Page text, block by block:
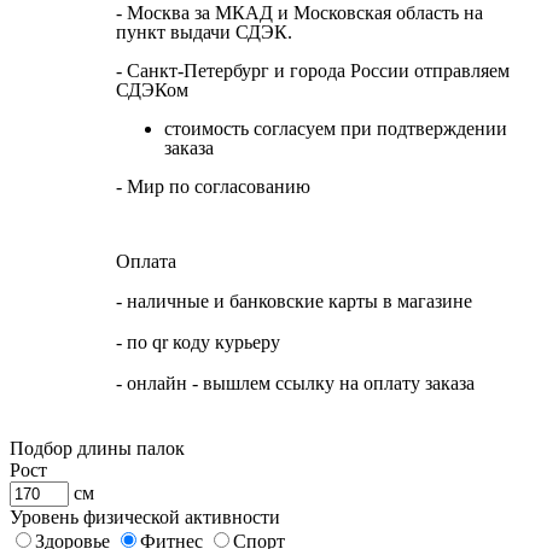
- Москва за МКАД и Московская область на
пункт выдачи СДЭК.
- Санкт-Петербург и города России отправляем
СДЭКом
стоимость согласуем при подтверждении
заказа
- Мир по согласованию
Оплата
- наличные и банковские карты в магазине
- по qr коду курьеру
- онлайн - вышлем ссылку на оплату заказа
Подбор длины палок
Рост
см
Уровень физической активности
Здоровье
Фитнес
Спорт